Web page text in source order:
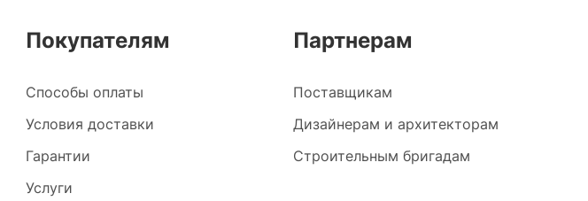
Покупателям
Способы оплаты
Условия доставки
Гарантии
Услуги
Партнерам
Поставщикам
Дизайнерам и архитекторам
Строительным бригадам